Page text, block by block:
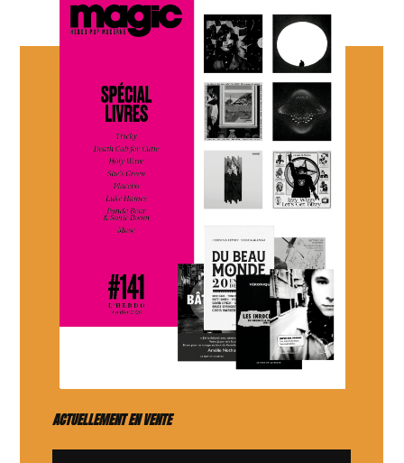
ACTUELLEMENT EN VENTE